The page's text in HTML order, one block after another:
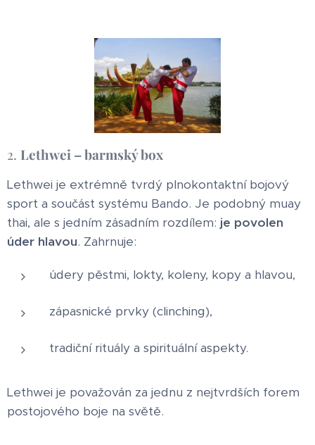
2. Lethwei – barmský box
Lethwei je extrémně tvrdý plnokontaktní bojový
sport a součást systému Bando. Je podobný muay
thai, ale s jedním zásadním rozdílem: je povolen
úder hlavou. Zahrnuje:
údery pěstmi, lokty, koleny, kopy a hlavou,
zápasnické prvky (clinching),
tradiční rituály a spirituální aspekty.
Lethwei je považován za jednu z nejtvrdších forem
postojového boje na světě.